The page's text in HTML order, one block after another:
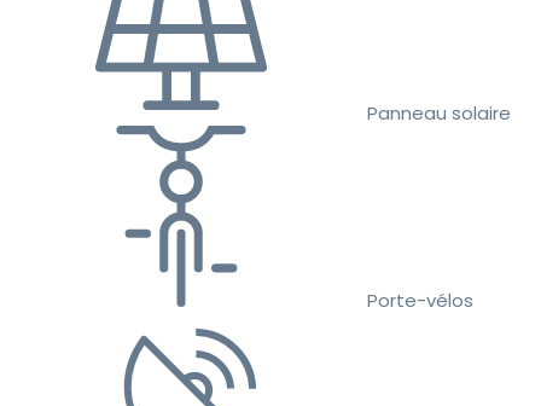
Panneau solaire
Porte-vélos